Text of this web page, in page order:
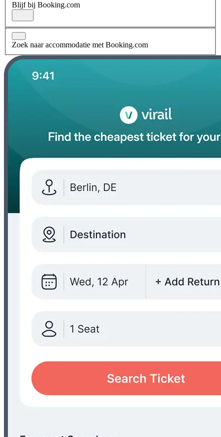
Blijf bij Booking.com
Zoek naar accommodatie met Booking.com